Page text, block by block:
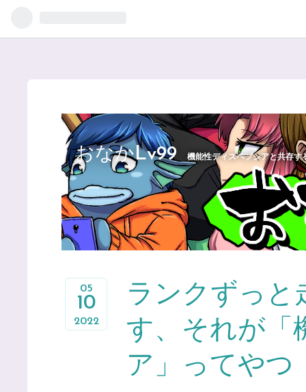
おなかLv99 機能性ディスペプシアと共存す
2022
05
10
ランクずっと
す、それが「
ア」ってや